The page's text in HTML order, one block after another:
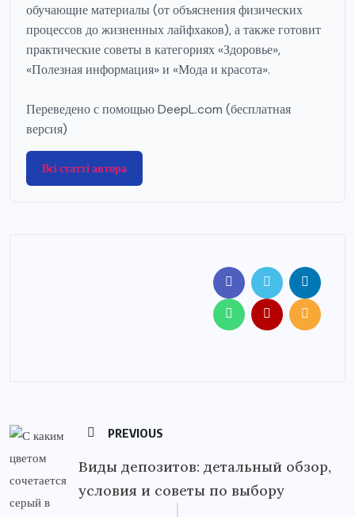
обучающие материалы (от объяснения физических
процессов до жизненных лайфхаков), а также готовит
практические советы в категориях «Здоровье»,
«Полезная информация» и «Мода и красота».
Переведено с помощью DeepL.com (бесплатная
версия)
Всі статті автора
PREVIOUS
Виды депозитов: детальный обзор,
условия и советы по выбору